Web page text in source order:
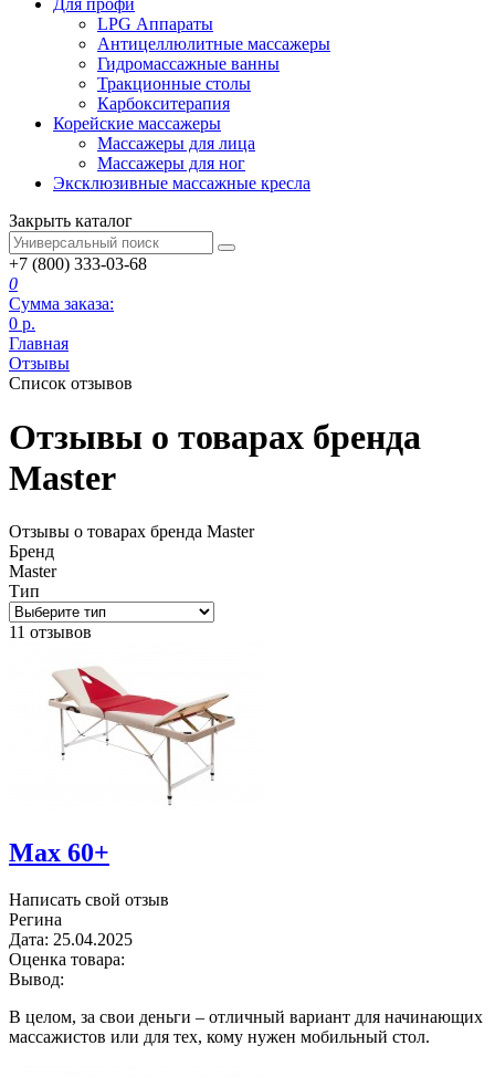
LPG Аппараты
Антицеллюлитные массажеры
Гидромассажные ванны
Тракционные столы
Карбокситерапия
Корейские массажеры
Массажеры для лица
Массажеры для ног
Эксклюзивные массажные кресла
Закрыть каталог
+7 (800) 333-03-68
0
Сумма заказа:
0 р.
Главная
Отзывы
Список отзывов
Отзывы о товарах бренда
Master
Отзывы о товарах бренда Master
Бренд
Master
Тип
11 отзывов
Max 60+
Написать свой отзыв
Регина
Дата: 25.04.2025
Оценка товара:
Вывод:
В целом, за свои деньги – отличный вариант для начинающих
массажистов или для тех, кому нужен мобильный стол.